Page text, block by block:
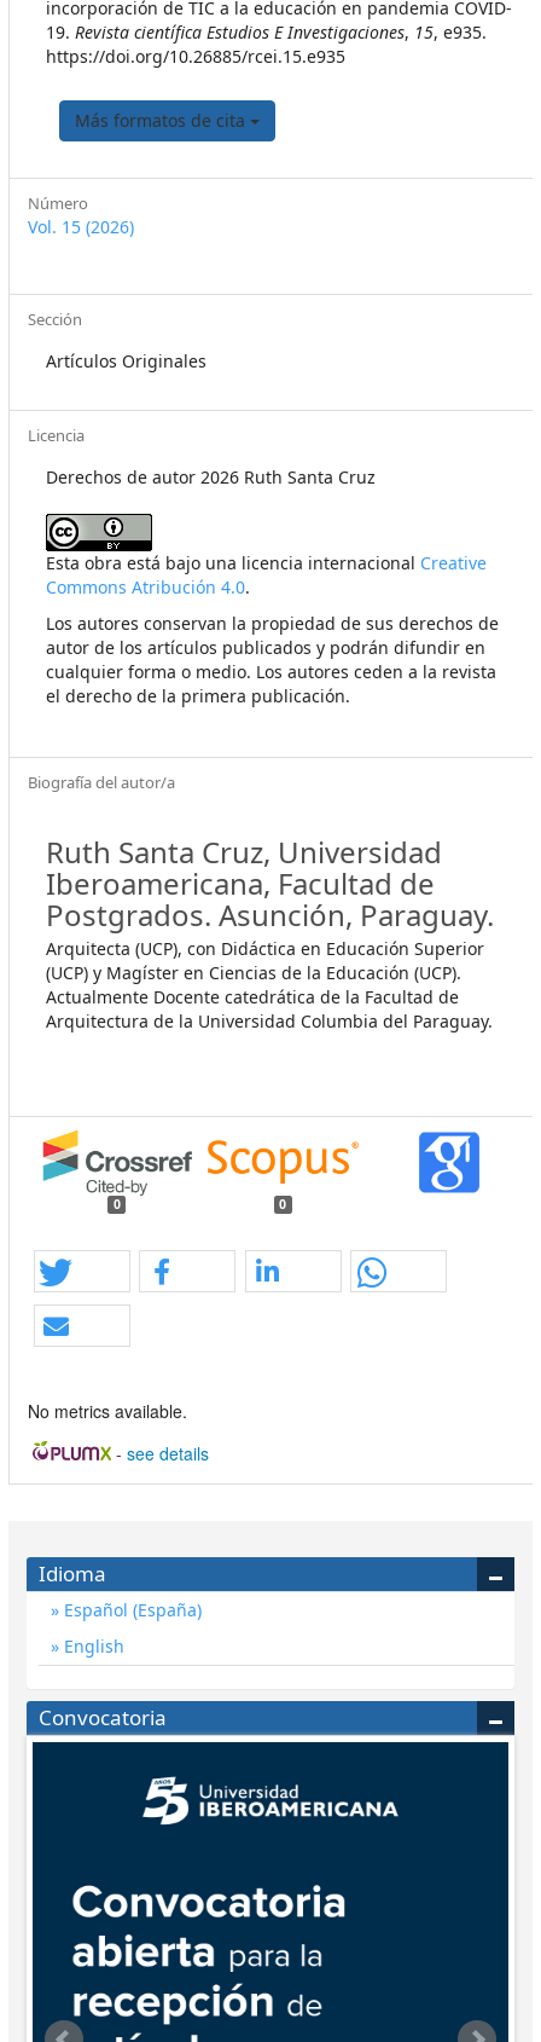
incorporación de TIC a la educación en pandemia COVID-
19. Revista científica Estudios E Investigaciones, 15, e935.
https://doi.org/10.26885/rcei.15.e935
Más formatos de cita
Número
Vol. 15 (2026)
Sección
Artículos Originales
Licencia
Derechos de autor 2026 Ruth Santa Cruz
Esta obra está bajo una licencia internacional Creative
Commons Atribución 4.0.
Los autores conservan la propiedad de sus derechos de
autor de los artículos publicados y podrán difundir en
cualquier forma o medio. Los autores ceden a la revista
el derecho de la primera publicación.
Biografía del autor/a
Ruth Santa Cruz, Universidad
Iberoamericana, Facultad de
Postgrados. Asunción, Paraguay.
Arquitecta (UCP), con Didáctica en Educación Superior
(UCP) y Magíster en Ciencias de la Educación (UCP).
Actualmente Docente catedrática de la Facultad de
Arquitectura de la Universidad Columbia del Paraguay.
0 0
No metrics available.
-see details
Idioma
Español (España)
English
Convocatoria